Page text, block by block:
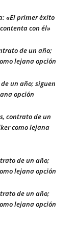
«El primer éxito
con él»
de un año;
lejana opción
un año; siguen
opción
contrato de un
como lejana
de un año;
lejana opción
de un año;
lejana opción